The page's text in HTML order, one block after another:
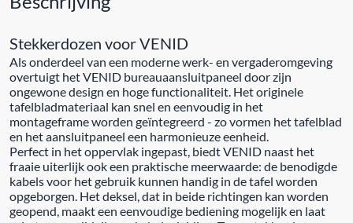
Stekkerdozen voor VENID
Als onderdeel van een moderne werk- en vergaderomgeving
overtuigt het VENID bureauaansluitpaneel door zijn
ongewone design en hoge functionaliteit. Het originele
tafelbladmateriaal kan snel en eenvoudig in het
montageframe worden geïntegreerd - zo vormen het tafelblad
en het aansluitpaneel een harmonieuze eenheid.
Perfect in het oppervlak ingepast, biedt VENID naast het
fraaie uiterlijk ook een praktische meerwaarde: de benodigde
kabels voor het gebruik kunnen handig in de tafel worden
opgeborgen. Het deksel, dat in beide richtingen kan worden
geopend, maakt een eenvoudige bediening mogelijk en laat